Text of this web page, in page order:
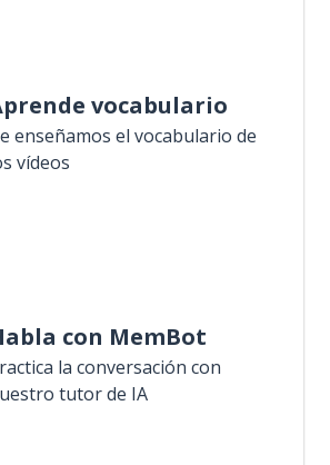
vocabulario
enseñamos el vocabulario de
vídeos
con MemBot
la conversación con
tutor de IA